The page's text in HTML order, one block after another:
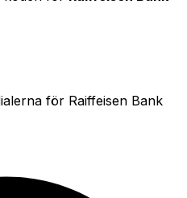
för Raiffeisen Bank